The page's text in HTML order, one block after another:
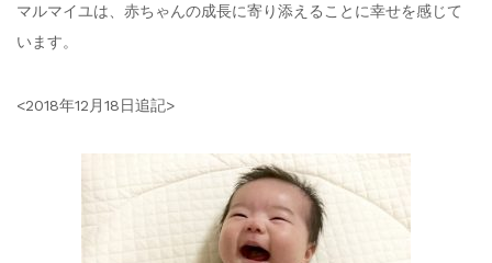
マルマイユは、赤ちゃんの成長に寄り添えることに幸せを感じて
います。
<2018年12月18日追記>